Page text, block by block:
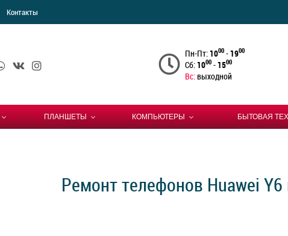
Контакты
Пн-Пт:1000-1900
Сб:1000-1500
Вс:выходной
ПЛАНШЕТЫ КОМПЬЮТЕРЫ БЫТОВАЯ
Ремонт телефонов Huawei Y6